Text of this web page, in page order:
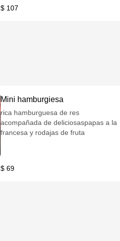
$ 107
Mini hamburgiesa
rica hamburguesa de res
acompañada de deliciosaspapas a la
francesa y rodajas de fruta
$ 69